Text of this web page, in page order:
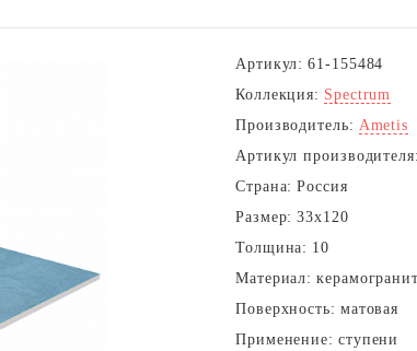
Артикул: 61-155484
Коллекция: Spectrum
Производитель: Ametis
Артикул производителя:
Страна: Россия
Размер: 33x120
Толщина: 10
Материал: керамогранит
Поверхность: матовая
Применение: ступени